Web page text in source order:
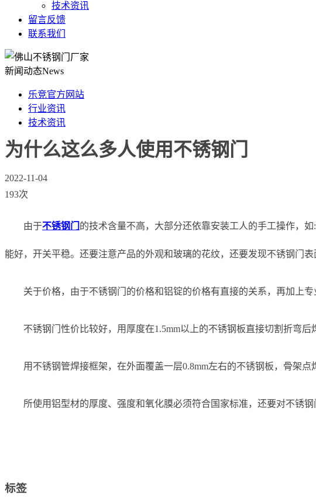
技术资讯
留言反馈
联系我们
新闻动态News
乐竞官方网站
行业资讯
技术资讯
为什么这么多人使用不锈钢门
2022-11-04
193次
由于不锈钢门 的技术含量不高，大部分还依靠安装工人的手工操作，
能好，开关平稳。还要注意产品的外观和玻璃的花纹，还要发现不锈钢门
关于价格，由于不锈钢门的价格和铝锭的价格有直接的关系，再加上
不锈钢门性价比较好，用厚度在1.5mm以上的不锈钢板直接切割折弯
用不锈钢管焊接框架，在外面覆盖一层0.8mm左右的不锈钢板，骨架
所使用铝型材的厚度、强度和氧化膜必须符合国家标准，还要对不锈钢
标签